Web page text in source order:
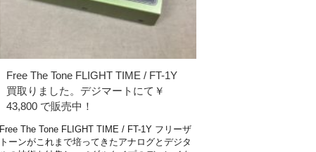
Free The Tone FLIGHT TIME / FT-1Y
買取りました。デジマートにて￥
43,800 で販売中！
Free The Tone FLIGHT TIME / FT-1Y フリーザ
トーンがこれまで培ってきたアナログとデジタ